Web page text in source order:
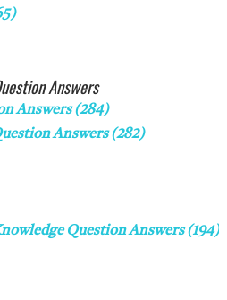
Answers
Answers(284)
Answers(282)
Question Answers(194)